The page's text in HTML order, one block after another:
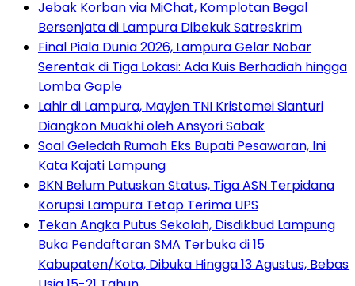
Jebak Korban via MiChat, Komplotan Begal
Bersenjata di Lampura Dibekuk Satreskrim
Final Piala Dunia 2026, Lampura Gelar Nobar
Serentak di Tiga Lokasi: Ada Kuis Berhadiah hingga
Lomba Gaple
Lahir di Lampura, Mayjen TNI Kristomei Sianturi
Diangkon Muakhi oleh Ansyori Sabak
Soal Geledah Rumah Eks Bupati Pesawaran, Ini
Kata Kajati Lampung
BKN Belum Putuskan Status, Tiga ASN Terpidana
Korupsi Lampura Tetap Terima UPS
Tekan Angka Putus Sekolah, Disdikbud Lampung
Buka Pendaftaran SMA Terbuka di 15
Kabupaten/Kota, Dibuka Hingga 13 Agustus, Bebas